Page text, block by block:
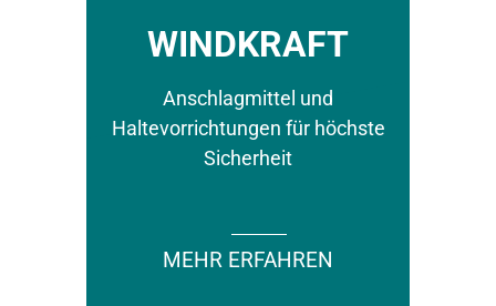
WINDKRAFT
Anschlagmittel und
Haltevorrichtungen für höchste
Sicherheit
MEHR ERFAHREN